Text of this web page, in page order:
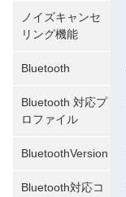
ノイズキャンセ
リング機能
Bluetooth
Bluetooth 対応プ
ロファイル
BluetoothVersion
Bluetooth対応コ